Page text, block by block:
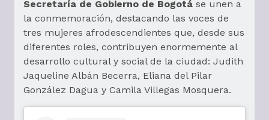
Secretaría de Gobierno de Bogotá se unen a
la conmemoración, destacando las voces de
tres mujeres afrodescendientes que, desde sus
diferentes roles, contribuyen enormemente al
desarrollo cultural y social de la ciudad: Judith
Jaqueline Albán Becerra, Eliana del Pilar
González Dagua y Camila Villegas Mosquera.